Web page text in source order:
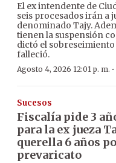
El ex intendente de
seis procesados irán a
denominado Tajy.
tienen la suspensión
dictó el
falleció.
Agosto 4, 2026 12:01 p. m. ·
Sucesos
Fiscalía pide 3
para la ex jueza
querella 6 años
prevaricato